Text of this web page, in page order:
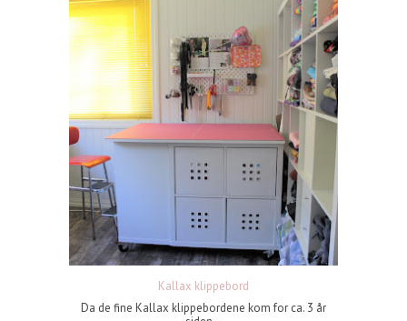
Kallax klippebord
Da de fine Kallax klippebordene kom for ca. 3 år